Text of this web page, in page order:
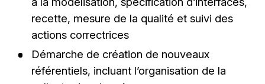
recette, mesure de la qualité et suivi des
actions correctrices
Démarche de création de nouveaux
référentiels, incluant l’organisation de la